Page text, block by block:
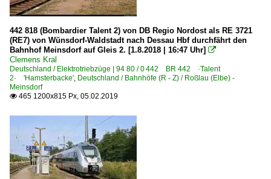
442 818 (Bombardier Talent 2) von DB Regio Nordost als RE 3721
(RE7) von Wünsdorf-Waldstadt nach Dessau Hbf durchfährt den
Bahnhof Meinsdorf auf Gleis 2. [1.8.2018 | 16:47 Uhr] 
Clemens Kral
Deutschland / Elektrotriebzüge | 94 80 / 0 442 BR 442 ·Talent
2· 'Hamsterbacke' Deutschland / Bahnhöfe (R - Z) / Roßlau (Elbe) -
Meinsdorf
 465 1200x815 Px, 05.02.2019